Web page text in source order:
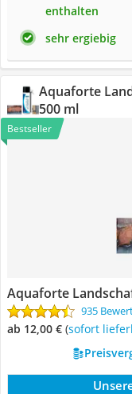
enthalten
sehr ergiebig
Aquaforte
500 ml
Bestseller
Aquaforte
935
ab 12,00 € ( Sofort